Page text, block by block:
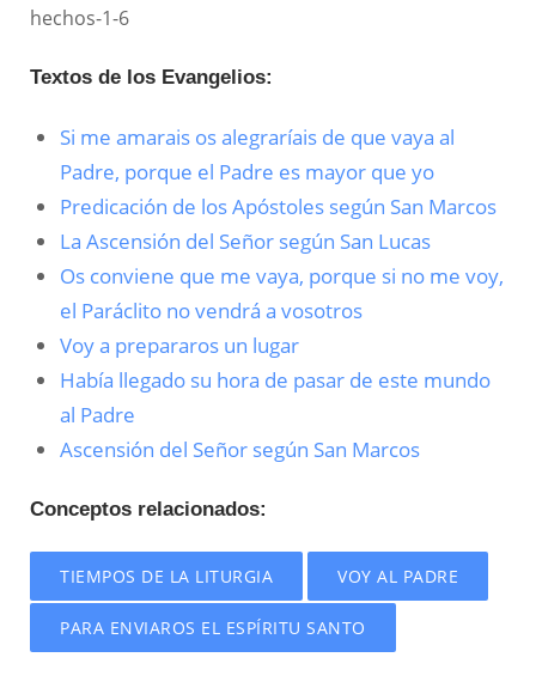
hechos-1-6
Textos de los Evangelios:
Si me amarais os alegraríais de que vaya al
Padre, porque el Padre es mayor que yo
Predicación de los Apóstoles según San Marcos
La Ascensión del Señor según San Lucas
Os conviene que me vaya, porque si no me voy,
el Paráclito no vendrá a vosotros
Voy a prepararos un lugar
Había llegado su hora de pasar de este mundo
al Padre
Ascensión del Señor según San Marcos
Conceptos relacionados:
TIEMPOS DE LA LITURGIA VOY AL PADRE
PARA ENVIAROS EL ESPÍRITU SANTO